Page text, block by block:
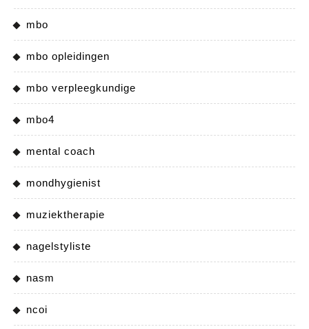
mbo
mbo opleidingen
mbo verpleegkundige
mbo4
mental coach
mondhygienist
muziektherapie
nagelstyliste
nasm
ncoi